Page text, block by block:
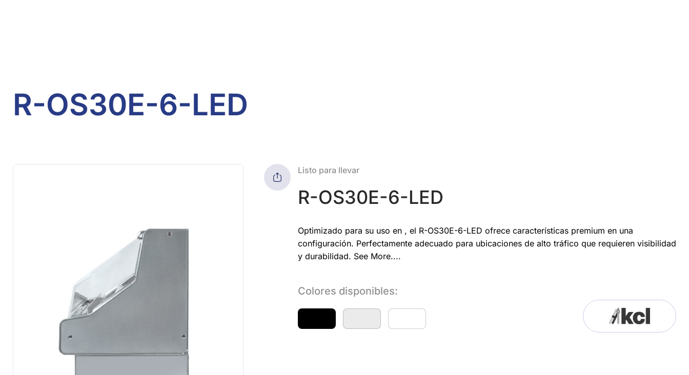
R-OS30E-6-LED
Listo para llevar
R-OS30E-6-LED
Optimizado para su uso en , el R-OS30E-6-LED ofrece características premium en una
configuración. Perfectamente adecuado para ubicaciones de alto tráfico que requieren visibilidad
y durabilidad. See More....
Colores disponibles: